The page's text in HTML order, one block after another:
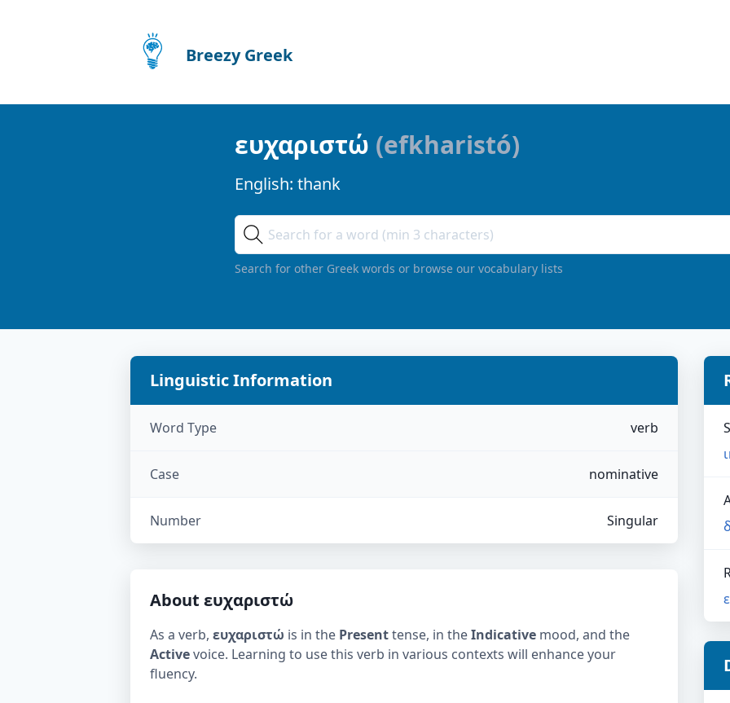
Breezy Greek
ευχαριστώ (efkharistó)
English: thank
Search for other Greek words or browse our vocabulary lists
Linguistic Information
Word Type verb
Case nominative
Number Singular
About ευχαριστώ
As a verb, ευχαριστώ is in the Presenttense, in theIndicative mood, and the
Activevoice. Learning to use this verb in various contexts will enhance your
fluency.